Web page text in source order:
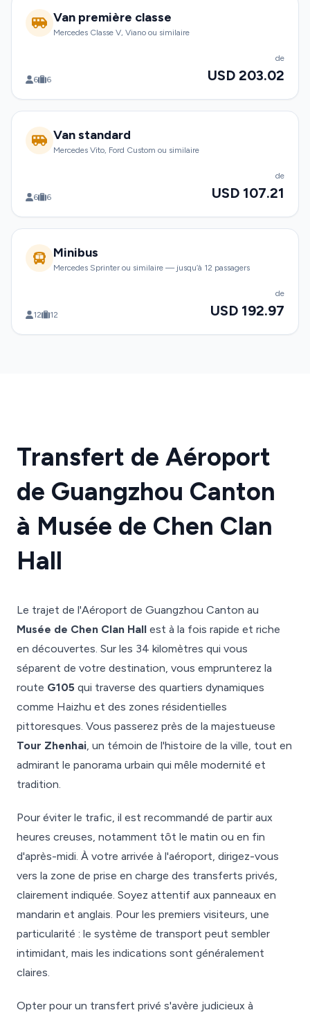
Van première classe
Mercedes Classe V, Viano ou similaire
6 6
de
USD 203.02
Van standard
Mercedes Vito, Ford Custom ou similaire
6 6
de
USD 107.21
Minibus
Mercedes Sprinter ou similaire — jusqu’à 12 passagers
12 12
de
USD 192.97
Transfert de Aéroport
de Guangzhou Canton
à Musée de Chen Clan
Hall
Le trajet de l'Aéroport de Guangzhou Canton au
Musée de Chen Clan Hall est à la fois rapide et riche
en découvertes. Sur les 34 kilomètres qui vous
séparent de votre destination, vous emprunterez la
route G105 qui traverse des quartiers dynamiques
comme Haizhu et des zones résidentielles
pittoresques. Vous passerez près de la majestueuse
Tour Zhenhai, un témoin de l'histoire de la ville, tout en
admirant le panorama urbain qui mêle modernité et
tradition.
Pour éviter le trafic, il est recommandé de partir aux
heures creuses, notamment tôt le matin ou en fin
d'après-midi. À votre arrivée à l'aéroport, dirigez-vous
vers la zone de prise en charge des transferts privés,
clairement indiquée. Soyez attentif aux panneaux en
mandarin et anglais. Pour les premiers visiteurs, une
particularité : le système de transport peut sembler
intimidant, mais les indications sont généralement
claires.
Opter pour un transfert privé s'avère judicieux à